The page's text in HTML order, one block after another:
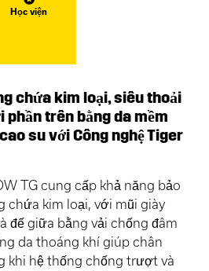
Học viện
chứa kim loại, siêu thoải
phần trên bằng da mềm
su với Công nghệ Tiger
TG cung cấp khả năng bảo
chứa kim loại, với mũi giày
đế giữa bằng vải chống đâm
da thoáng khí giúp chân
khi hệ thống chống trượt và